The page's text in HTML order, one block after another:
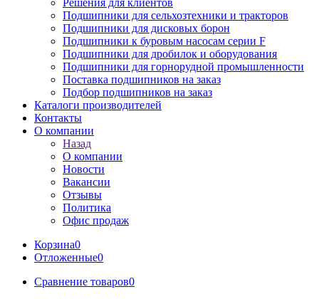
Решения для клиентов
Подшипники для сельхозтехники и тракторов
Подшипники для дисковых борон
Подшипники к буровым насосам серии F
Подшипники для дробилок и оборудования
Подшипники для горнорудной промышленности
Поставка подшипников на заказ
Подбор подшипников на заказ
Каталоги производителей
Контакты
О компании
Назад
О компании
Новости
Вакансии
Отзывы
Политика
Офис продаж
Корзина0
Отложенные0
Сравнение товаров0